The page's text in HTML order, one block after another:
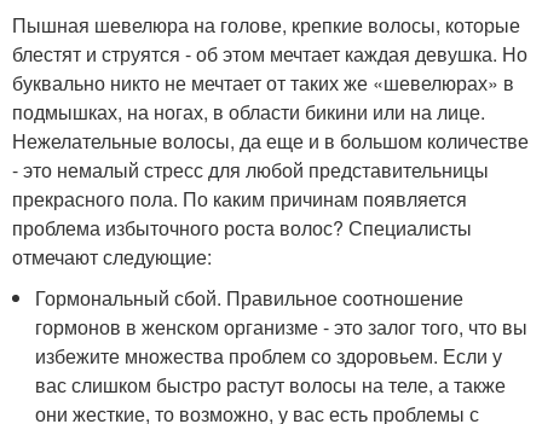
Пышная шевелюра на голове, крепкие волосы, которые
блестят и струятся - об этом мечтает каждая девушка. Но
буквально никто не мечтает от таких же «шевелюрах» в
подмышках, на ногах, в области бикини или на лице.
Нежелательные волосы, да еще и в большом количестве
- это немалый стресс для любой представительницы
прекрасного пола. По каким причинам появляется
проблема избыточного роста волос? Специалисты
отмечают следующие:
Гормональный сбой. Правильное соотношение
гормонов в женском организме - это залог того, что вы
избежите множества проблем со здоровьем. Если у
вас слишком быстро растут волосы на теле, а также
они жесткие, то возможно, у вас есть проблемы с